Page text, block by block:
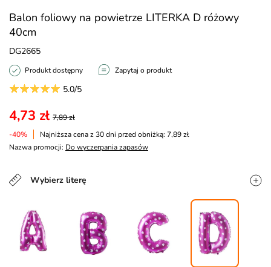
Balon foliowy na powietrze LITERKA D różowy
40cm
DG2665
Produkt dostępny Zapytaj o produkt
5.0/5
4,73 zł 7,89 zł
-40%
Najniższa cena z 30 dni przed obniżką: 7,89 zł
Nazwa promocji: Do wyczerpania zapasów
Wybierz literę